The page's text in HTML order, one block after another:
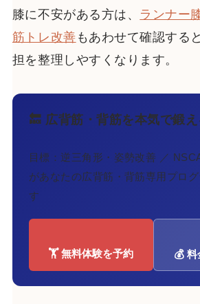
膝に不安がある方は、 ランナー
筋トレ改善 もあわせて確認する
担を整理しやすくなります。
🔙 広背筋・背筋を本気で鍛
目標：逆三角形・姿勢改善 ／
があなたの広背筋・背筋専用プロ
す
🏋️ 無料体験を予約 💰 料